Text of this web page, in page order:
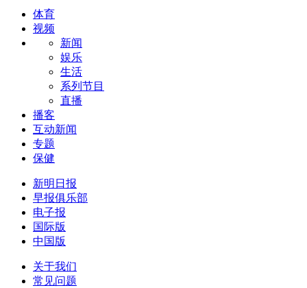
体育
视频
新闻
娱乐
生活
系列节目
直播
播客
互动新闻
专题
保健
新明日报
早报俱乐部
电子报
国际版
中国版
关于我们
常见问题